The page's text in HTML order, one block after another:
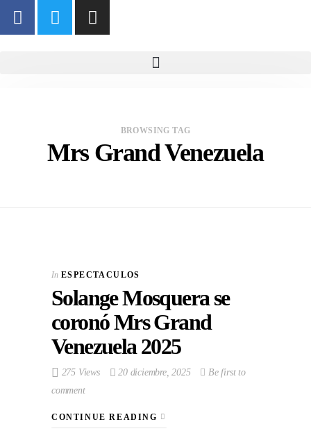
BROWSING TAG
Mrs Grand Venezuela
In ESPECTACULOS
Solange Mosquera se
coronó Mrs Grand
Venezuela 2025
275 Views 20 diciembre, 2025
Be first to
comment
CONTINUE READING